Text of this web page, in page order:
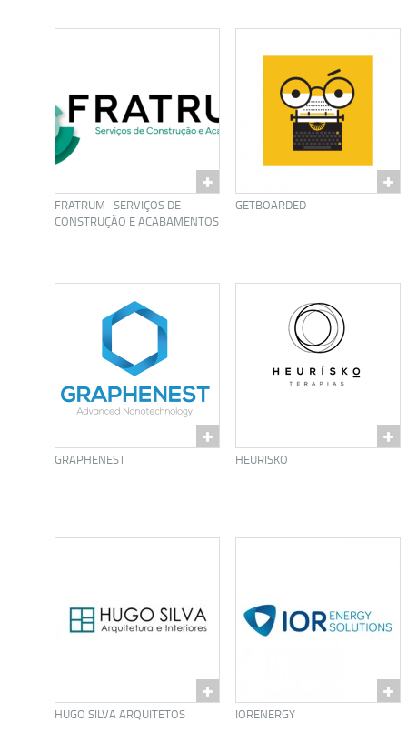
FRATRUM- SERVIÇOS DE
CONSTRUÇÃO E ACABAMENTOS
GETBOARDED
GRAPHENEST HEURISKO
HUGO SILVA ARQUITETOS IORENERGY